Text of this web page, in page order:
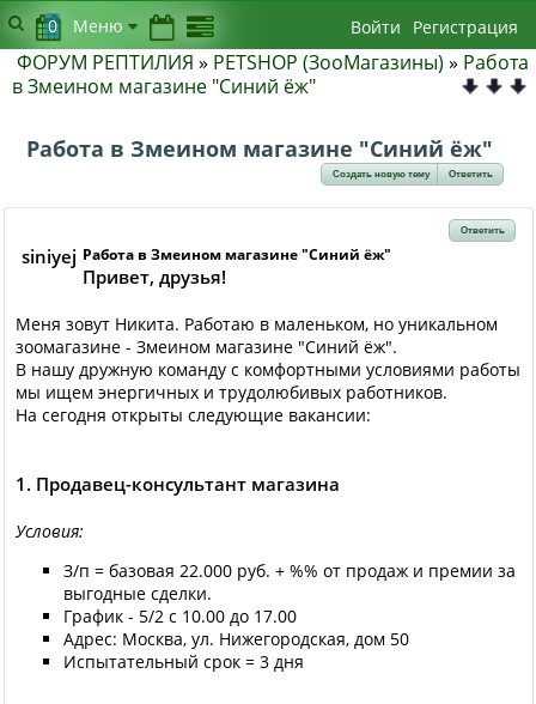
ФОРУМ РЕПТИЛИЯ » PETSHOP (ЗооМагазины) » Работа
в Змеином магазине "Синий ёж"
Работа в Змеином магазине "Синий ёж"
Создать новую тему Ответить
Ответить
siniyej Работа в Змеином магазине "Синий ёж"
Привет, друзья!
Меня зовут Никита. Работаю в маленьком, но уникальном
зоомагазине - Змеином магазине "Синий ёж".
В нашу дружную команду с комфортными условиями работы
мы ищем энергичных и трудолюбивых работников.
На сегодня открыты следующие вакансии:
1. Продавец-консультант магазина
Условия:
З/п = базовая 22.000 руб. + %% от продаж и премии за
выгодные сделки.
График - 5/2 с 10.00 до 17.00
Адрес: Москва, ул. Нижегородская, дом 50
Испытательный срок = 3 дня
0 Меню Войти Регистрация